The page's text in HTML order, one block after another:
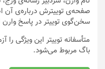
صفحه‌ی توییترش درباره‌ی آن
سخن‌گوی توییتر در پاسخ
متأسفانه توییتر این ویژگی
باگ مربوط می‌شود.